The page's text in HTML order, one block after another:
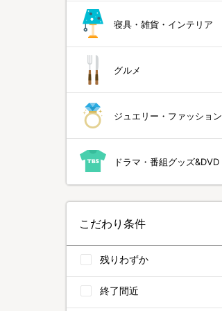
寝具・雑貨・インテリア
グルメ
ジュエリー・ファッション
ドラマ・番組グッズ&DVD
こだわり条件
残りわずか
終了間近